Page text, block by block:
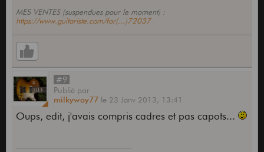
MES VENTES (suspendues pour le moment) :
https://www.guitariste.com/for(...)72037
#9
Publié par
milkyway77 le 23 Janv 2013, 13:41
Oups, edit, j'avais compris cadres et pas capots...